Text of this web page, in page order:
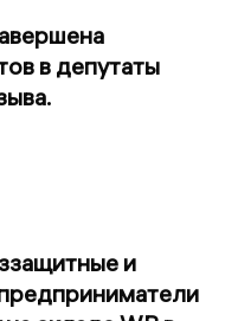
в депутаты
и